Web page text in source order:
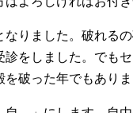
ました。破れるの
をしました。でも
破った年でもありま